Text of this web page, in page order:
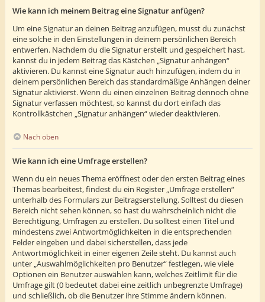
Wie kann ich meinem Beitrag eine Signatur anfügen?
Um eine Signatur an deinen Beitrag anzufügen, musst du zunächst
eine solche in den Einstellungen in deinem persönlichen Bereich
entwerfen. Nachdem du die Signatur erstellt und gespeichert hast,
kannst du in jedem Beitrag das Kästchen „Signatur anhängen“
aktivieren. Du kannst eine Signatur auch hinzufügen, indem du in
deinem persönlichen Bereich das standardmäßige Anhängen deiner
Signatur aktivierst. Wenn du einen einzelnen Beitrag dennoch ohne
Signatur verfassen möchtest, so kannst du dort einfach das
Kontrollkästchen „Signatur anhängen“ wieder deaktivieren.
Nach oben
Wie kann ich eine Umfrage erstellen?
Wenn du ein neues Thema eröffnest oder den ersten Beitrag eines
Themas bearbeitest, findest du ein Register „Umfrage erstellen“
unterhalb des Formulars zur Beitragserstellung. Solltest du diesen
Bereich nicht sehen können, so hast du wahrscheinlich nicht die
Berechtigung, Umfragen zu erstellen. Du solltest einen Titel und
mindestens zwei Antwortmöglichkeiten in die entsprechenden
Felder eingeben und dabei sicherstellen, dass jede
Antwortmöglichkeit in einer eigenen Zeile steht. Du kannst auch
unter „Auswahlmöglichkeiten pro Benutzer“ festlegen, wie viele
Optionen ein Benutzer auswählen kann, welches Zeitlimit für die
Umfrage gilt (0 bedeutet dabei eine zeitlich unbegrenzte Umfrage)
und schließlich, ob die Benutzer ihre Stimme ändern können.